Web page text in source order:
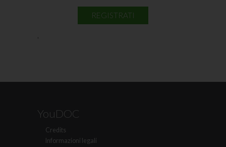
REGISTRATI
.
YouDOC
Credits
Informazioni legali